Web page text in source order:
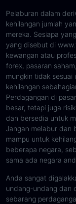
Pelaburan dalam
kehilangan jumlah
mereka. Sesiapa
yang disebut di
kewangan atau
forex, pasaran
mungkin tidak sesuai
kehilangan
Perdagangan di
besar, tetapi juga
dan bersedia untuk
Jangan melabur dan
mampu untuk
beberapa negara,
sama ada negara
Anda sangat
undang-undang dan
sebarang